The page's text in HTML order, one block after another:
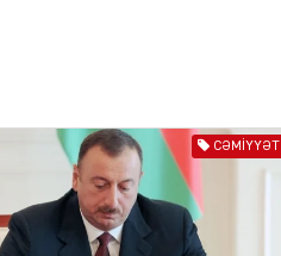
04.08.2026 3014
Azərbaycanda sürücüsüz
nəqliyyat dövrü başlayır –
CƏMIYYƏT